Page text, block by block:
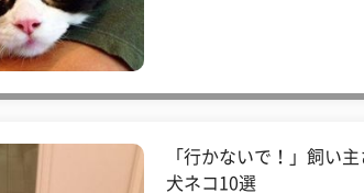
「行かないで！」飼い
犬ネコ10選